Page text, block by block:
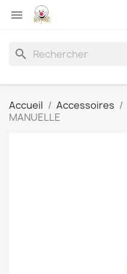

search
Accueil Accessoires
MANUELLE